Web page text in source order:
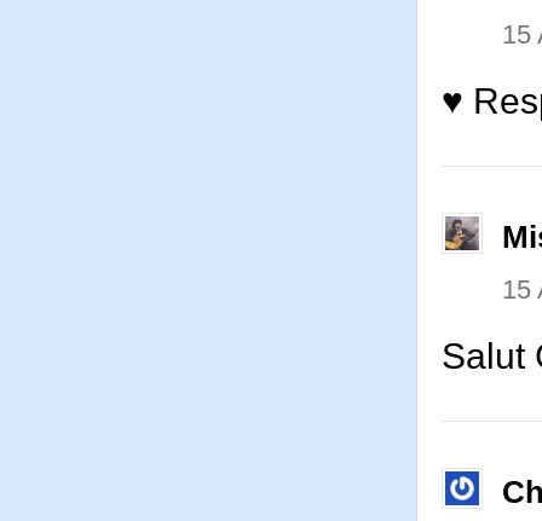
15
♥
15
Salut